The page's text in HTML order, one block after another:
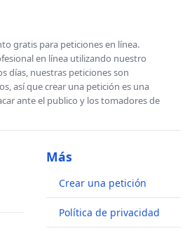
gratis para peticiones en línea.
en línea utilizando nuestro
días, nuestras peticiones son
así que crear una petición es una
ante el publico y los tomadores de
Más
Crear una petición
Política de privacidad